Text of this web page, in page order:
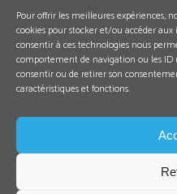
Pour offrir les meilleures expériences,
cookies pour stocker et/ou accéder
consentir à ces technologies nous
comportement de navigation ou les ID
consentir ou de retirer son
caractéristiques et fonctions.